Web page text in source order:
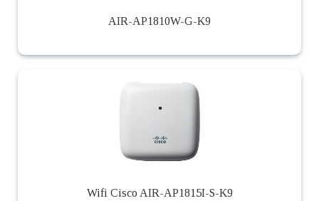
AIR-AP1810W-G-K9
Wifi Cisco AIR-AP1815I-S-K9